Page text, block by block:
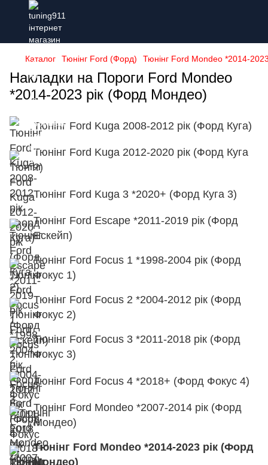
Каталог Тюнінг Ford (Форд) Тюнінг Ford Mondeo *2014-
Накладки на Пороги Ford Mondeo
*2014-2023 рік (Форд Мондео)
Тюнінг Ford Kuga 2008-2012 рік (Форд Куга)
Тюнінг Ford Kuga 2012-2020 рік (Форд Куга
2)
Тюнінг Ford Kuga 3 *2020+ (Форд Куга 3)
Тюнінг Ford Escape *2011-2019 рік (Форд
Ескейп)
Тюнінг Ford Focus 1 *1998-2004 рік (Форд
Фокус 1)
Тюнінг Ford Focus 2 *2004-2012 рік (Форд
Фокус 2)
Тюнінг Ford Focus 3 *2011-2018 рік (Форд
Фокус 3)
Тюнінг Ford Focus 4 *2018+ (Форд Фокус 4)
Тюнінг Ford Mondeo *2007-2014 рік (Форд
Мондео)
Тюнінг Ford Mondeo *2014-2023 рік (Форд
Мондео)